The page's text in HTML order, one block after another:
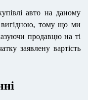
авто на даному
вигідною, тому що ми
продавцю на ті
заявлену вартість